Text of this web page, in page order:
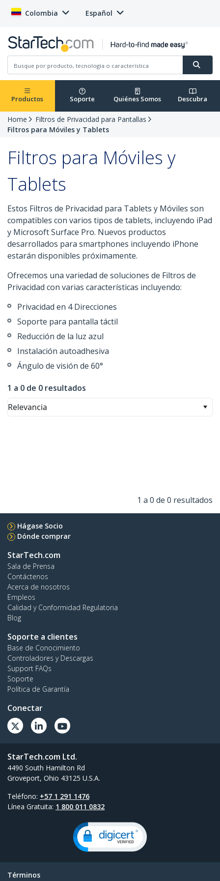
Colombia Español
Productos Soporte Quiénes Somos Descubra
Home
Filtros de Privacidad para Pantallas
Filtros para Móviles y Tablets
Filtros para Móviles y
Tablets
Estos Filtros de Privacidad para Tablets y Móviles son
compatibles con varios tipos de tablets, incluyendo iPad
y Microsoft Surface Pro. Nuevos productos
desarrollados para smartphones incluyendo iPhone
estarán disponibles próximamente.
Ofrecemos una variedad de soluciones de Filtros de
Privacidad con varias características incluyendo:
Privacidad en 4 Direcciones
Soporte para pantalla táctil
Reducción de la luz azul
Instalación autoadhesiva
Ángulo de visión de 60°
1 a 0 de 0 resultados
Relevancia
1 a 0 de 0 resultados
Hágase Socio
Dónde comprar
StarTech.com
Sala de Prensa
Contáctenos
Acerca de nosotros
Empleos
Calidad y Conformidad Regulatoria
Blog
Soporte a clientes
Base de Conocimiento
Controladores y Descargas
Support FAQs
Soporte
Política de Garantía
Conectar
StarTech.com Ltd.
4490 South Hamilton Rd
Groveport, Ohio 43125 U.S.A.
Teléfono: +57 1 291 1476
Línea Gratuita: 1 800 011 0832
Términos